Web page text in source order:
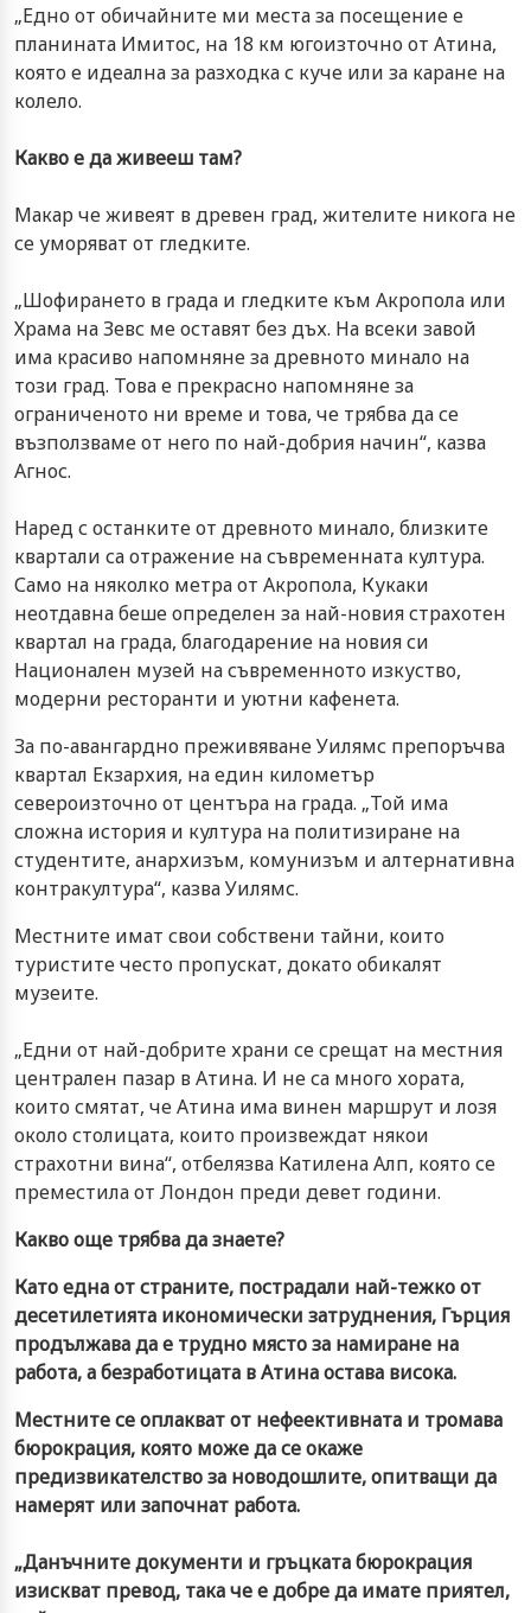
„Едно от обичайните ми места за посещение е
планината Имитос, на 18 км югоизточно от Атина,
която е идеална за разходка с куче или за каране на
колело.
Какво е да живееш там?
Макар че живеят в древен град, жителите никога не
се уморяват от гледките.
„Шофирането в града и гледките към Акропола или
Храма на Зевс ме оставят без дъх. На всеки завой
има красиво напомняне за древното минало на
този град. Това е прекрасно напомняне за
ограниченото ни време и това, че трябва да се
възползваме от него по най-добрия начин“, казва
Агнос.
Наред с останките от древното минало, близките
квартали са отражение на съвременната култура.
Само на няколко метра от Акропола, Кукаки
неотдавна беше определен за най-новия страхотен
квартал на града, благодарение на новия си
Национален музей на съвременното изкуство,
модерни ресторанти и уютни кафенета.
За по-авангардно преживяване Уилямс препоръчва
квартал Екзархия, на един километър
североизточно от центъра на града. „Той има
сложна история и култура на политизиране на
студентите, анархизъм, комунизъм и алтернативна
контракултура“, казва Уилямс.
Местните имат свои собствени тайни, които
туристите често пропускат, докато обикалят
музеите.
„Едни от най-добрите храни се срещат на местния
централен пазар в Атина. И не са много хората,
които смятат, че Атина има винен маршрут и лозя
около столицата, които произвеждат някои
страхотни вина“, отбелязва Катилена Алп, която се
преместила от Лондон преди девет години.
Какво още трябва да знаете?
Като една от страните, пострадали най-тежко от
десетилетията икономически затруднения, Гърция
продължава да е трудно място за намиране на
работа, а безработицата в Атина остава висока.
Местните се оплакват от нефеективната и тромава
бюрокрация, която може да се окаже
предизвикателство за новодошлите, опитващи да
намерят или започнат работа.
„Данъчните документи и гръцката бюрокрация
изискват превод, така че е добре да имате приятел,